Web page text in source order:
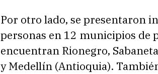
Por otro lado, se presentaron
personas en 12 municipios de
encuentran Rionegro,
y Medellín (Antioquia).